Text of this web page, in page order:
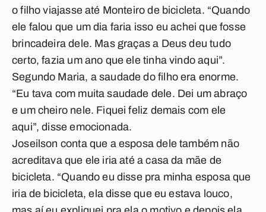
o filho viajasse até Monteiro de bicicleta. “Quando
ele falou que um dia faria isso eu achei que fosse
brincadeira dele. Mas graças a Deus deu tudo
certo, fazia um ano que ele tinha vindo aqui”.
Segundo Maria, a saudade do filho era enorme.
“Eu tava com muita saudade dele. Dei um abraço
e um cheiro nele. Fiquei feliz demais com ele
aqui”, disse emocionada.
Joseilson conta que a esposa dele também não
acreditava que ele iria até a casa da mãe de
bicicleta. “Quando eu disse pra minha esposa que
iria de bicicleta, ela disse que eu estava louco,